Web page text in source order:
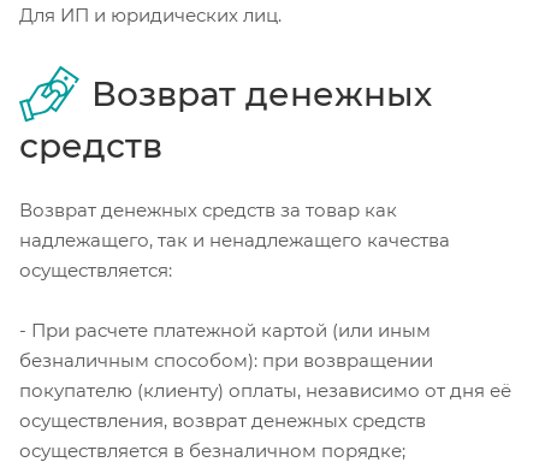
Для ИП и юридических лиц.
Возврат денежных
средств
Возврат денежных средств за товар как
надлежащего, так и ненадлежащего качества
осуществляется:
- При расчете платежной картой (или иным
безналичным способом): при возвращении
покупателю (клиенту) оплаты, независимо от дня её
осуществления, возврат денежных средств
осуществляется в безналичном порядке;